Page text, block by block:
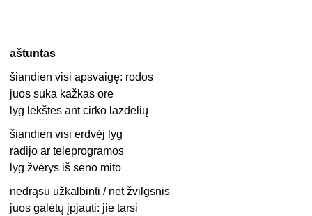
aštuntas
šiandien visi apsvaigę: rodos
juos suka kažkas ore
lyg lėkštes ant cirko lazdelių
šiandien visi erdvėj lyg
radijo ar teleprogramos
lyg žvėrys iš seno mito
nedrąsu užkalbinti / net žvilgsnis
juos galėtų įpjauti: jie tarsi